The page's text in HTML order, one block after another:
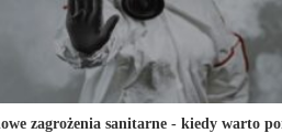
zagrożenia sanitarne - kiedy warto